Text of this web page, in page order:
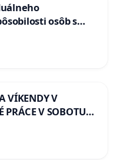
osôb s
do
VÍKENDY V
PRÁCE V SOBOTU
PRACOVNÝ
A PRAVIDELNÁ